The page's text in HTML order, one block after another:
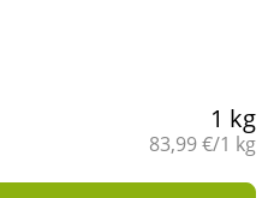
1 kg
Grundpreis:
83,99 €/1 kg